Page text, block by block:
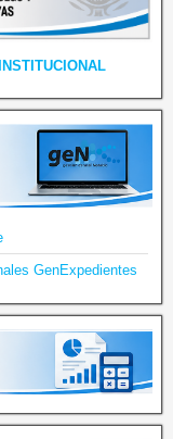
GenExpedientes